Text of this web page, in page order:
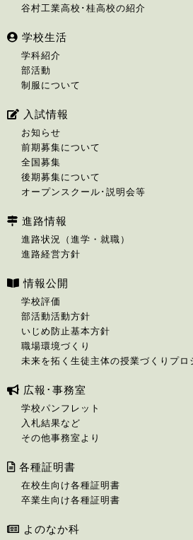
谷村工業高校･桂高校の紹介
学校生活
学科紹介
部活動
制服について
入試情報
お知らせ
前期募集について
全国募集
後期募集について
オープンスクール･説明会等
進路情報
進路状況（進学・就職）
進路経営方針
情報公開
学校評価
部活動活動方針
いじめ防止基本方針
職場環境づくり
未来を拓く生徒主体の授業づくりプロ
広報･事務室
学校パンフレット
入札結果など
その他事務室より
各種証明書
在校生向け各種証明書
卒業生向け各種証明書
よのなか科